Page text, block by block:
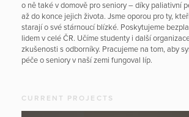
o ně také v domově pro seniory – díky paliativní
až do konce jejich života. Jsme oporou pro ty,
starají o své stárnoucí blízké. Poskytujeme
lidem v celé ČR. Učíme studenty i další
zkušenosti s odborníky. Pracujeme na tom, aby
péče o seniory v naší zemi fungoval líp.
CURRENT PROJECTS